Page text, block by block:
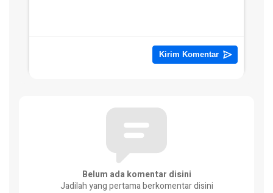
Belum ada komentar disini
Jadilah yang pertama berkomentar disini